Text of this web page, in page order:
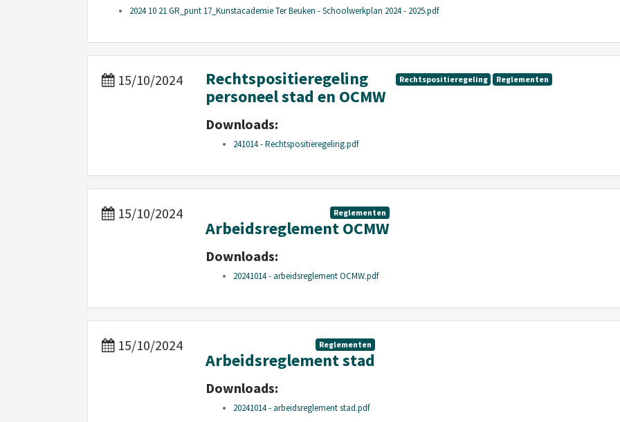
2024 10 21 GR_punt 17_Kunstacademie Ter Beuken - Schoolwerkplan 2024 - 2025.pdf
15/10/2024 Rechtspositieregeling Reglementen
Rechtspositieregeling
personeel stad en OCMW
Downloads:
241014 - Rechtspositieregeling.pdf
15/10/2024 Reglementen
Arbeidsreglement OCMW
Downloads:
20241014 - arbeidsreglement OCMW.pdf
15/10/2024 Reglementen
Arbeidsreglement stad
Downloads:
20241014 - arbeidsreglement stad.pdf